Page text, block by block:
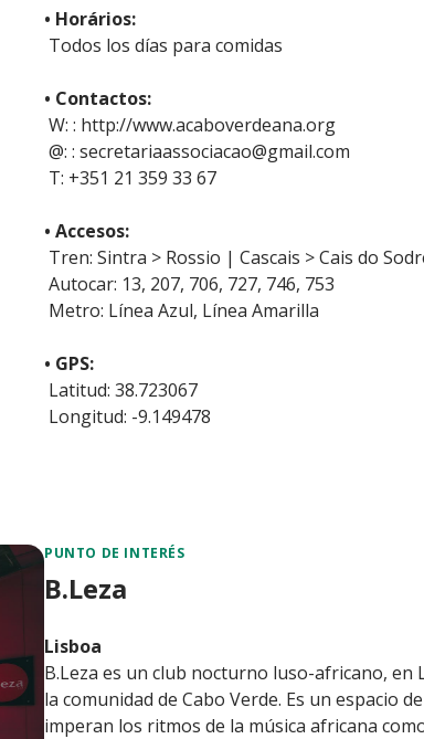
• Horários:
Todos los días para comidas
• Contactos:
W: : http://www.acaboverdeana.org
@: : secretariaassociacao@gmail.com
T: +351 21 359 33 67
• Accesos:
Tren: Sintra > Rossio | Cascais > Cais do
Autocar: 13, 207, 706, 727, 746, 753
Metro: Línea Azul, Línea Amarilla
• GPS:
Latitud: 38.723067
Longitud: -9.149478
PUNTO DE INTERÉS
B.Leza
Lisboa
B.Leza es un club nocturno luso-africano,
la comunidad de Cabo Verde. Es un espacio
imperan los ritmos de la música africana